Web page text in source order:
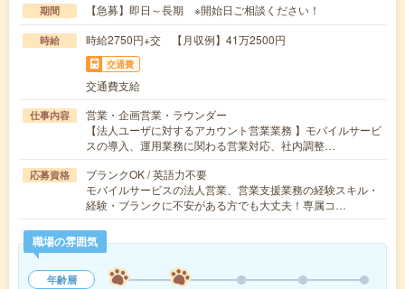
期間 【急募】即日～長期 ※開始日ご相談ください！
時給 時給2750円+交 【月収例】41万2500円
交通費
交通費支給
仕事内容
営業・企画営業・ラウンダー
【法人ユーザに対するアカウント営業業務 】モバイルサービ
スの導入、運用業務に関わる営業対応、社内調整…
応募資格
ブランクOK / 英語力不要
モバイルサービスの法人営業、営業支援業務の経験スキル・
経験・ブランクに不安がある方でも大丈夫！専属コ…
職場の雰囲気
年齢層